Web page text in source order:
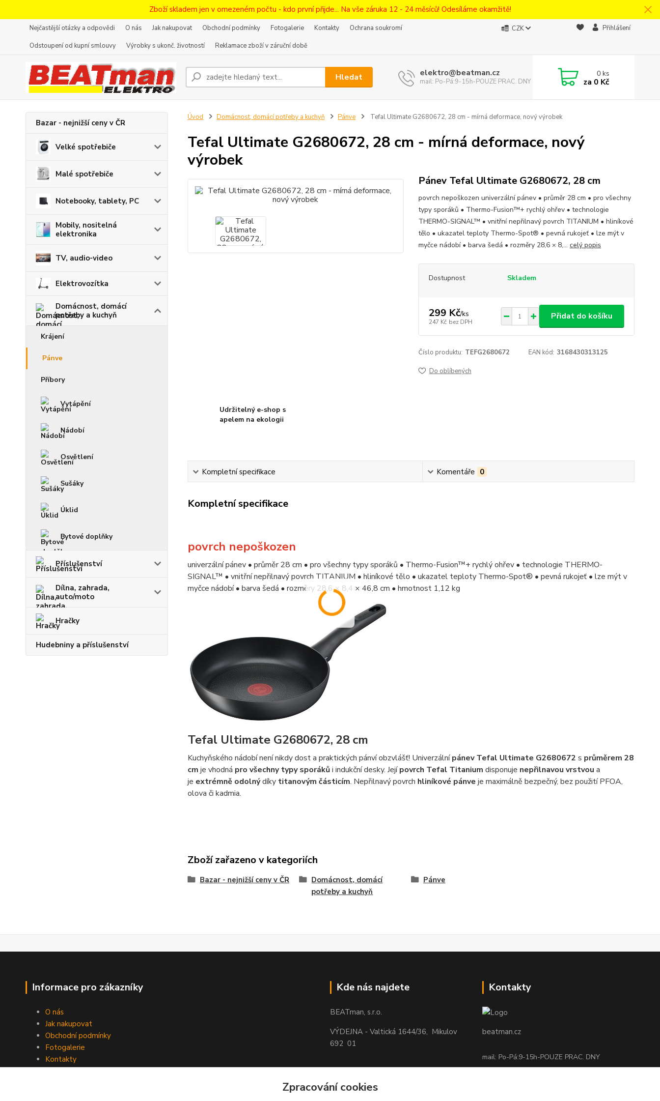
Zboží skladem jen v omezeném počtu - kdo první přijde... Na vše záruka 12 - 24 měsíců! Odesíláme okamžitě!
Nejčastější otázky a odpovědi O nás Jak nakupovat Obchodní podmínky Fotogalerie Kontakty
Ochrana soukromí
Odstoupení od kupní smlouvy
Výrobky s ukonč. životností Reklamace zboží v záruční době
CZK Přihlášení
Hledat elektro@beatman.cz
mail: Po-Pá:9-15h-POUZE PRAC. DNY
0ks
za 0 Kč
Bazar - nejnižší ceny v ČR
Velké spotřebiče
Malé spotřebiče
Notebooky, tablety, PC
Mobily, nositelná
elektronika
TV, audio-video
Elektrovozítka
Domácnost, domácí
potřeby a kuchyň
Krájení
Pánve
Příbory
Vytápění
Nádobí
Osvětlení
Sušáky
Úklid
Bytové doplňky
Příslušenství
Dílna, zahrada,
auto/moto
Hračky
Hudebniny a příslušenství
Úvod Domácnost, domácí potřeby a kuchyň Pánve Tefal Ultimate G2680672, 28 cm - mírná deformace, nový výrobek
Tefal Ultimate G2680672, 28 cm - mírná deformace, nový
výrobek
Pánev Tefal Ultimate G2680672, 28 cm
povrch nepoškozen univerzální pánev • průměr 28 cm • pro všechny
typy sporáků • Thermo-Fusion™+ rychlý ohřev • technologie
THERMO-SIGNAL™ • vnitřní nepřilnavý povrch TITANIUM • hliníkové
tělo • ukazatel teploty Thermo-Spot® • pevná rukojeť • lze mýt v
myčce nádobí • barva šedá • rozměry 28,6 × 8,... celý popis
Dostupnost Skladem
299 Kč/ks
247 Kč bez DPH
Přidat do košíku
Číslo produktu: TEFG2680672 EAN kód: 3168430313125
Do oblíbených
Udržitelný e-shop s
apelem na ekologii
Kompletní specifikace Komentáře 0
Kompletní specifikace
povrch nepoškozen
univerzální pánev • průměr 28 cm • pro všechny typy sporáků • Thermo-Fusion™+ rychlý ohřev • technologie THERMO-
SIGNAL™ • vnitřní nepřilnavý povrch TITANIUM • hliníkové tělo • ukazatel teploty Thermo-Spot® • pevná rukojeť • lze mýt v
myčce nádobí • barva šedá • rozměry 28,6 × 8,4 × 46,8 cm • hmotnost 1,12 kg
Tefal Ultimate G2680672, 28 cm
Kuchyňského nádobí není nikdy dost a praktických pánví obzvlášť! Univerzálnípánev Tefal Ultimate G2680672 s průměrem 28
cm je vhodná pro všechny typy sporákůi indukční desky. Jejípovrch Tefal Titanium disponuje nepřilnavou vrstvou a
je extrémně odolnýdíky titanovým částicím. Nepřilnavý povrch hliníkové pánve je maximálně bezpečný, bez použití PFOA,
olova či kadmia.
Zboží zařazeno v kategoriích
Bazar - nejnižší ceny v ČR
Domácnost, domácí
potřeby a kuchyň
Pánve
Informace pro zákazníky
O nás
Jak nakupovat
Obchodní podmínky
Fotogalerie
Kontakty
Nikolsburg
Kde nás najdete
BEATman, s.r.o.
VÝDEJNA - Valtická 1644/36, Mikulov
692 01
Kontakty
beatman.cz
mail: Po-Pá:9-15h-POUZE PRAC. DNY
Zpracování cookies